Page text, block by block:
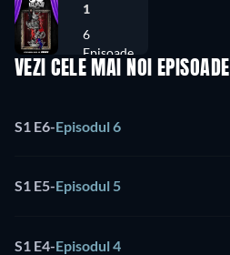
1
6
Episoade
VEZI CELE MAI NOI EPISOADE
S1 E6-Episodul 6
S1 E5-Episodul 5
S1 E4-Episodul 4